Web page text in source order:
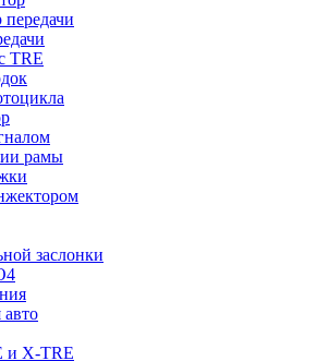
TRE
рамы
заслонки
и X-TRE